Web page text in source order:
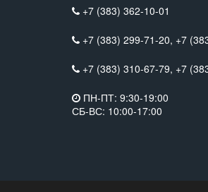
+7 (383) 362-10-01
+7 (383) 299-71-20, +7
+7 (383) 310-67-79, +7
ПН-ПТ: 9:30-19:00
СБ-ВС: 10:00-17:00